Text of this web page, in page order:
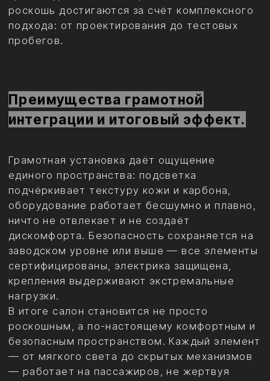
Тел.: +7 (495) 777-87-87
Тел.: +7 (903) 114-00-67